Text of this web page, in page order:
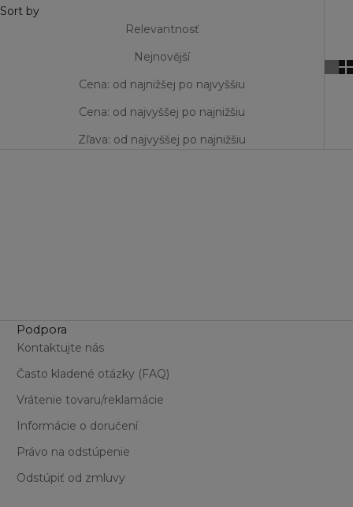
Sort by
Relevantnosť
Nejnovější
Cena: od najnižšej po najvyššiu
Cena: od najvyššej po najnižšiu
Zľava: od najvyššej po najnižšiu
Podpora
Kontaktujte nás
Často kladené otázky (FAQ)
Vrátenie tovaru/reklamácie
Informácie o doručení
Právo na odstúpenie
Odstúpiť od zmluvy